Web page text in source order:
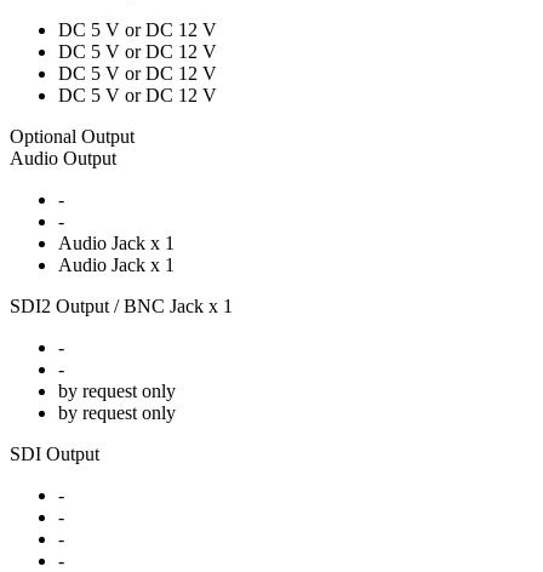
DC 5 V or DC 12 V
DC 5 V or DC 12 V
DC 5 V or DC 12 V
DC 5 V or DC 12 V
Optional Output
Audio Output
-
-
Audio Jack x 1
Audio Jack x 1
SDI2 Output / BNC Jack x 1
-
-
by request only
by request only
SDI Output
-
-
-
-